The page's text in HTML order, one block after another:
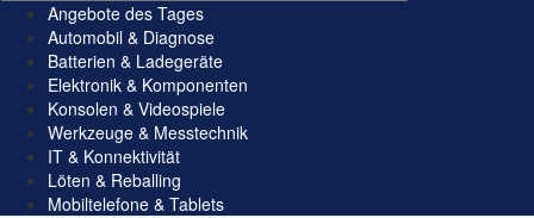
Angebote des Tages
Automobil & Diagnose
Batterien & Ladegeräte
Elektronik & Komponenten
Konsolen & Videospiele
Werkzeuge & Messtechnik
IT & Konnektivität
Löten & Reballing
Mobiltelefone & Tablets